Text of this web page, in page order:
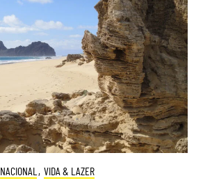
NACIONAL , VIDA & LAZER